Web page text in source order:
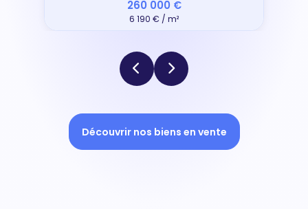
260 000 €
6 190 € / m²
Découvrir nos biens en vente